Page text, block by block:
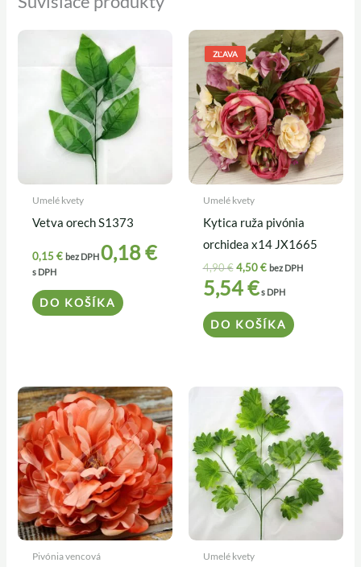
Umelé kvety
Vetva orech S1373
0,15€ bez DPH0,18€
s DPH
DO KOŠÍKA
ZĽAVA
Umelé kvety
Kytica ruža pivónia
orchidea x14 JX1665
4,90€
Pôvodná
cena
bola:
4,90 €.
4,50€
Aktuálna
cena
je:
4,50 €.
bez DPH
5,54€s DPH
DO KOŠÍKA
Pivónia vencová Umelé kvety